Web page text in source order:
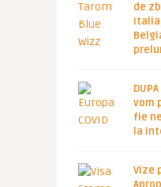
de
vom
fie
la
Vize